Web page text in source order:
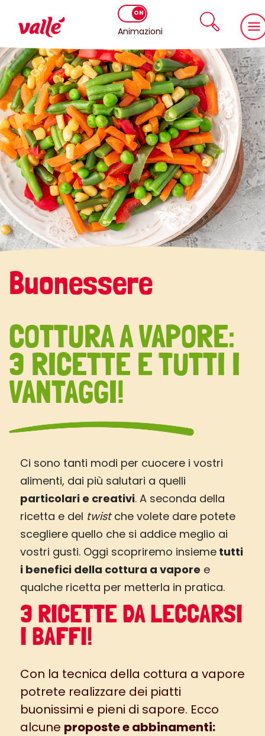
Animazioni
Buonessere
COTTURA A VAPORE:
3 RICETTE E TUTTI I
VANTAGGI!
Ci sono tanti modi per cuocere i vostri
alimenti, dai più salutari a quelli
particolari e creativi. A seconda della
ricetta e del twistche volete dare potete
scegliere quello che si addice meglio ai
vostri gusti. Oggi scopriremo insiemetutti
i benefici della cottura a vapore e
qualche ricetta per metterla in pratica.
3 RICETTE DA LECCARSI
I BAFFI!
Con la tecnica della cottura a vapore
potrete realizzare dei piatti
buonissimi e pieni di sapore. Ecco
alcune proposte e abbinamenti: